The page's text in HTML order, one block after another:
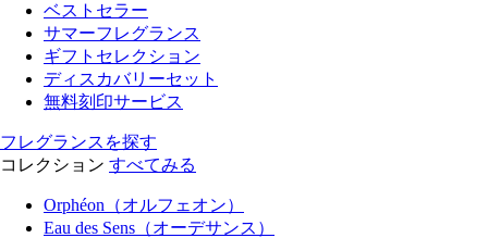
ベストセラー
サマーフレグランス
ギフトセレクション
ディスカバリーセット
無料刻印サービス
フレグランスを探す
コレクション すべてみる
Orphéon（オルフェオン）
Eau des Sens（オーデサンス）